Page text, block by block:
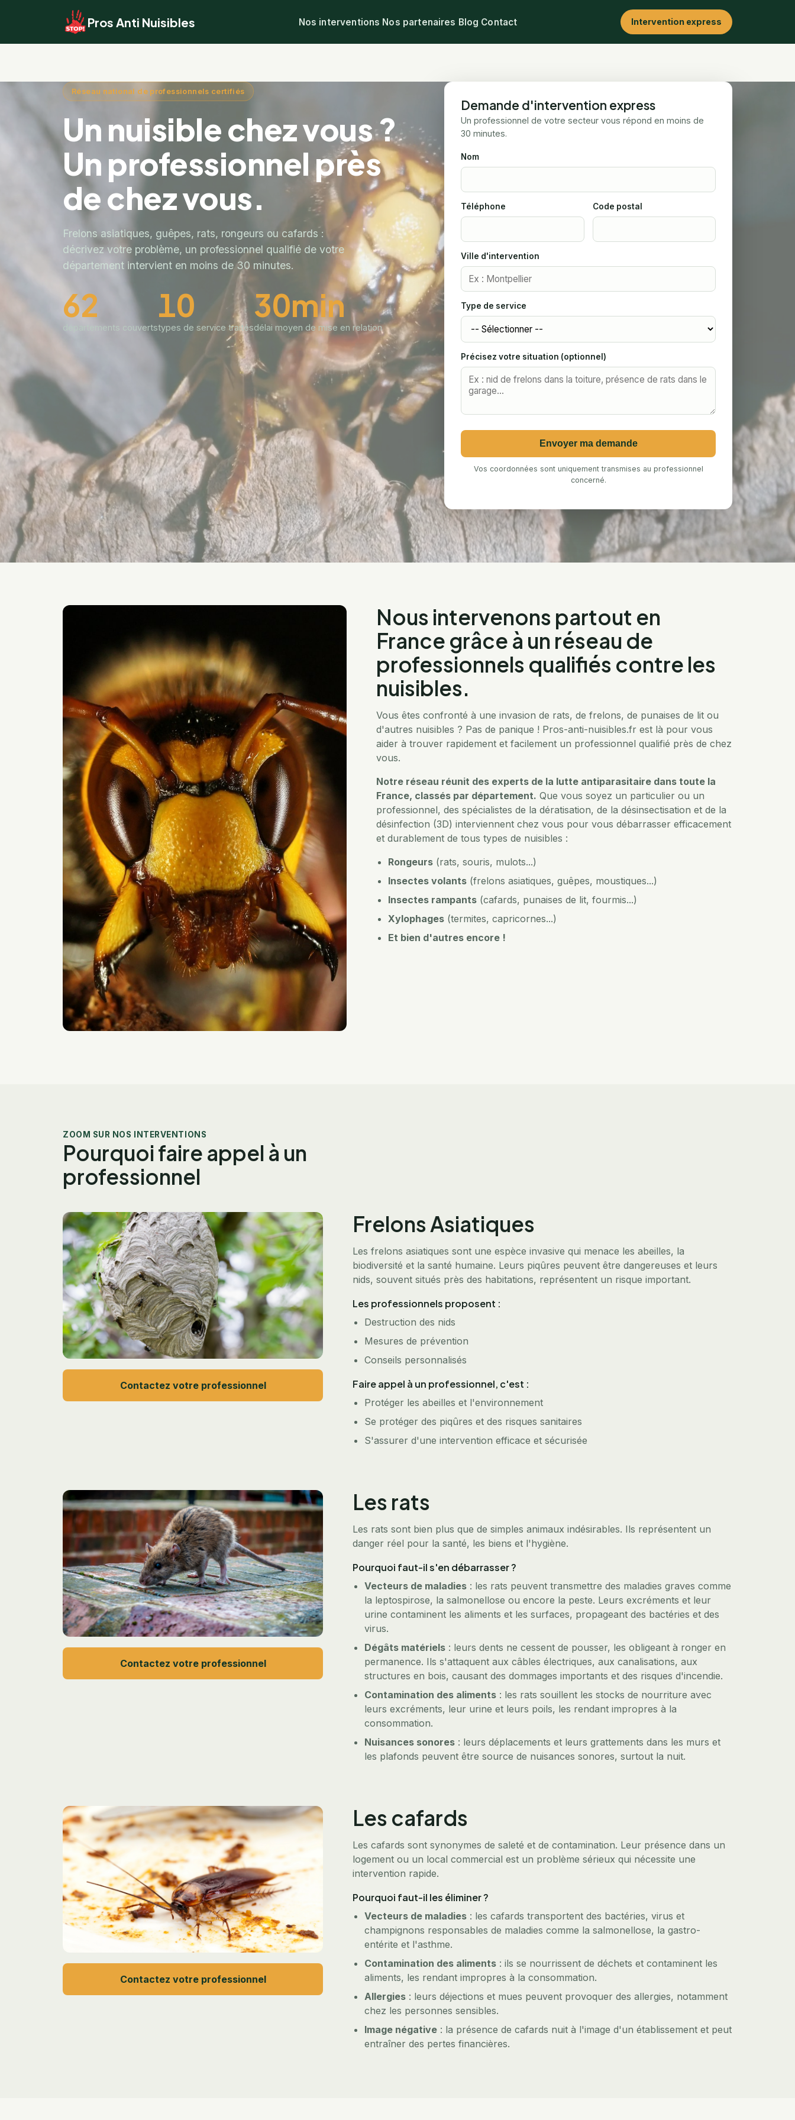
Pros Anti Nuisibles Nos interventions Nos partenaires Blog Contact Intervention express
Réseau national de professionnels certifiés
Un nuisible chez vous ?
Un professionnel près
de chez vous.
Frelons asiatiques, guêpes, rats, rongeurs ou cafards :
décrivez votre problème, un professionnel qualifié de votre
département intervient en moins de 30 minutes.
62
départements couverts
10
types de service traités
30min
délai moyen de mise en relation
Demande d'intervention express
Un professionnel de votre secteur vous répond en moins de
30 minutes.
Nom
Téléphone Code postal
Ville d'intervention
Type de service
Précisez votre situation (optionnel)
Envoyer ma demande
Vos coordonnées sont uniquement transmises au professionnel
concerné.
Nous intervenons partout en
France grâce à un réseau de
professionnels qualifiés contre les
nuisibles.
Vous êtes confronté à une invasion de rats, de frelons, de punaises de lit ou
d'autres nuisibles ? Pas de panique ! Pros-anti-nuisibles.fr est là pour vous
aider à trouver rapidement et facilement un professionnel qualifié près de chez
vous.
Notre réseau réunit des experts de la lutte antiparasitaire dans toute la
France, classés par département. Que vous soyez un particulier ou un
professionnel, des spécialistes de la dératisation, de la désinsectisation et de la
désinfection (3D) interviennent chez vous pour vous débarrasser efficacement
et durablement de tous types de nuisibles :
Rongeurs (rats, souris, mulots...)
Insectes volants (frelons asiatiques, guêpes, moustiques...)
Insectes rampants (cafards, punaises de lit, fourmis...)
Xylophages (termites, capricornes...)
Et bien d'autres encore !
ZOOM SUR NOS INTERVENTIONS
Pourquoi faire appel à un
professionnel
Contactez votre professionnel
Frelons Asiatiques
Les frelons asiatiques sont une espèce invasive qui menace les abeilles, la
biodiversité et la santé humaine. Leurs piqûres peuvent être dangereuses et leurs
nids, souvent situés près des habitations, représentent un risque important.
Les professionnels proposent :
Destruction des nids
Mesures de prévention
Conseils personnalisés
Faire appel à un professionnel, c'est :
Protéger les abeilles et l'environnement
Se protéger des piqûres et des risques sanitaires
S'assurer d'une intervention efficace et sécurisée
Contactez votre professionnel
Les rats
Les rats sont bien plus que de simples animaux indésirables. Ils représentent un
danger réel pour la santé, les biens et l'hygiène.
Pourquoi faut-il s'en débarrasser ?
Vecteurs de maladies : les rats peuvent transmettre des maladies graves comme
la leptospirose, la salmonellose ou encore la peste. Leurs excréments et leur
urine contaminent les aliments et les surfaces, propageant des bactéries et des
virus.
Dégâts matériels : leurs dents ne cessent de pousser, les obligeant à ronger en
permanence. Ils s'attaquent aux câbles électriques, aux canalisations, aux
structures en bois, causant des dommages importants et des risques d'incendie.
Contamination des aliments : les rats souillent les stocks de nourriture avec
leurs excréments, leur urine et leurs poils, les rendant impropres à la
consommation.
Nuisances sonores : leurs déplacements et leurs grattements dans les murs et
les plafonds peuvent être source de nuisances sonores, surtout la nuit.
Contactez votre professionnel
Les cafards
Les cafards sont synonymes de saleté et de contamination. Leur présence dans un
logement ou un local commercial est un problème sérieux qui nécessite une
intervention rapide.
Pourquoi faut-il les éliminer ?
Vecteurs de maladies : les cafards transportent des bactéries, virus et
champignons responsables de maladies comme la salmonellose, la gastro-
entérite et l'asthme.
Contamination des aliments : ils se nourrissent de déchets et contaminent les
aliments, les rendant impropres à la consommation.
Allergies : leurs déjections et mues peuvent provoquer des allergies, notamment
chez les personnes sensibles.
Image négative : la présence de cafards nuit à l'image d'un établissement et peut
entraîner des pertes financières.